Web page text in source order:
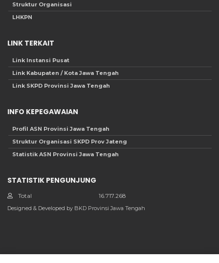
Struktur Organisasi
LHKPN
LINK TERKAIT
Link Instansi Pusat
Link Kabupaten / Kota Jawa Tengah
Link SKPD Provinsi Jawa Tengah
INFO KEPEGAWAIAN
Profil ASN Provinsi Jawa Tengah
Struktur Organisasi SKPD Prov Jateng
Statistik ASN Provinsi Jawa Tengah
STATISTIK PENGUNJUNG
Total 16.717.268
Designed & Developed by BKD Provinsi Jawa Tengah